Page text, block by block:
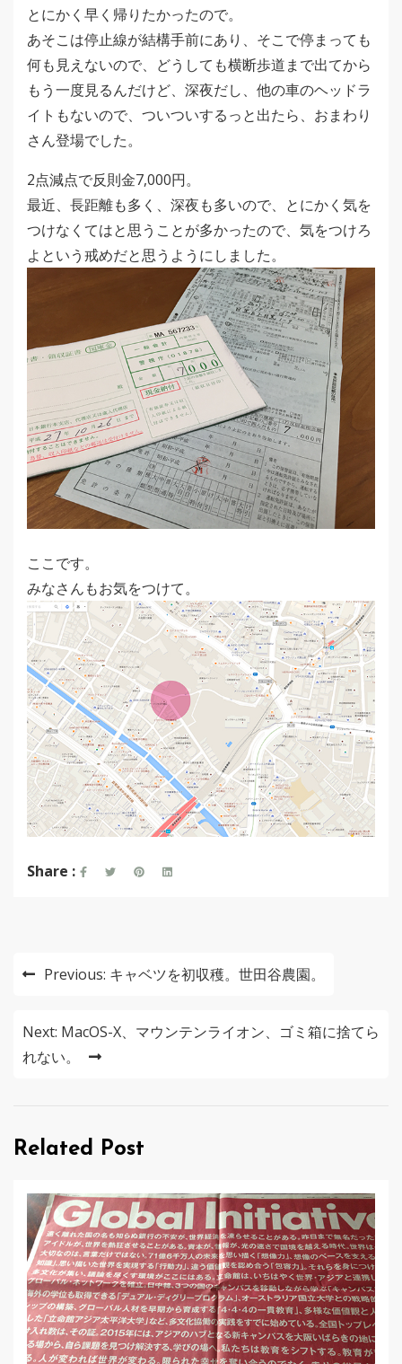
とにかく早く帰りたかったので。
あそこは停止線が結構手前にあり、そこで停まっても
何も見えないので、どうしても横断歩道まで出てから
もう一度見るんだけど、深夜だし、他の車のヘッドラ
イトもないので、ついついするっと出たら、おまわり
さん登場でした。
2点減点で反則金7,000円。
最近、長距離も多く、深夜も多いので、とにかく気を
つけなくてはと思うことが多かったので、気をつけろ
よという戒めだと思うようにしました。
ここです。
みなさんもお気をつけて。
Share :
投
ナ
ビ
シ
ョ
ン
Previous: キャベツを初収穫。世田谷農園。
Next: MacOS-X、マウンテンライオン、ゴミ箱に捨てら
れない。
Related Post